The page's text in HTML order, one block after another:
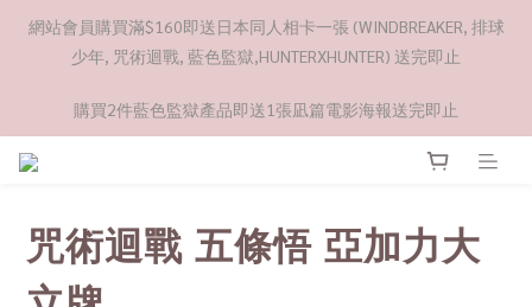
網站會員購買滿$160即送日本同人相卡一張 (WINDBREAKER, 排球
少年, 咒術迴戰, 藍色監獄,HUNTERXHUNTER) 送完即止
購買2件藍色監獄產品即送1張凪篇電影海報送完即止
咒術迴戰 五條悟 亞加力大